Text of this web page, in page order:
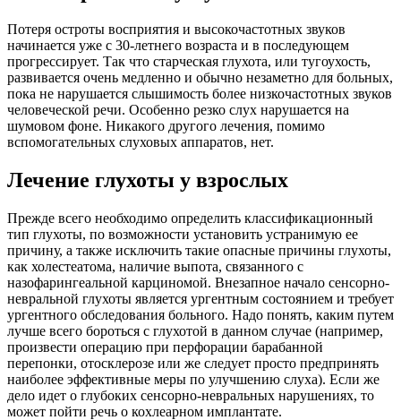
Потеря остроты восприятия и высокочастотных звуков
начинается уже с 30-летнего возраста и в последующем
прогрессирует. Так что старческая глухота, или тугоухость,
развивается очень медленно и обычно незаметно для больных,
пока не нарушается слышимость более низкочастотных звуков
человеческой речи. Особенно резко слух нарушается на
шумовом фоне. Никакого другого лечения, помимо
вспомогательных слуховых аппаратов, нет.
Лечение глухоты у взрослых
Прежде всего необходимо определить классификационный
тип глухоты, по возможности установить устранимую ее
причину, а также исключить такие опасные причины глухоты,
как холестеатома, наличие выпота, связанного с
назофарингеальной карциномой. Внезапное начало сенсорно-
невральной глухоты является ургентным состоянием и требует
ургентного обследования больного. Надо понять, каким путем
лучше всего бороться с глухотой в данном случае (например,
произвести операцию при перфорации барабанной
перепонки, отосклерозе или же следует просто предпринять
наиболее эффективные меры по улучшению слуха). Если же
дело идет о глубоких сенсорно-невральных нарушениях, то
может пойти речь о кохлеарном имплантате.